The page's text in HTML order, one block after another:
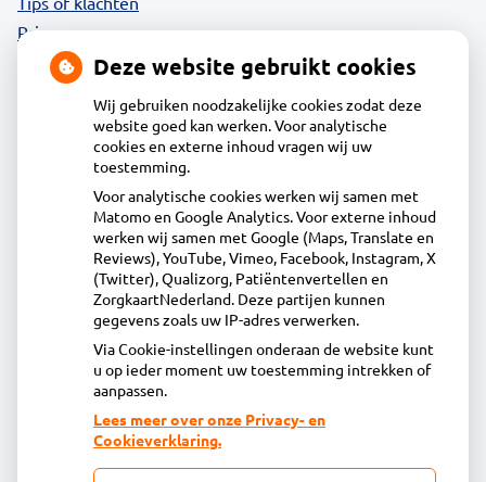
Privacy
Acdapha Apotheek Oudorp
Oudorperplein 14 1823HA Alkmaar
072-5125446
info@apotheekoudorp.nl
Inschrijven
Centrale administratie
Heeft u vragen of opmerkingen over uw
Deze website gebruikt cookies
Wij gebruiken noodzakelijke cookies zodat deze
website goed kan werken. Voor analytische
cookies en externe inhoud vragen wij uw
toestemming.
Voor analytische cookies werken wij samen met
Matomo en Google Analytics. Voor externe inhoud
werken wij samen met Google (Maps, Translate en
Reviews), YouTube, Vimeo, Facebook, Instagram, X
(Twitter), Qualizorg, Patiëntenvertellen en
ZorgkaartNederland. Deze partijen kunnen
gegevens zoals uw IP-adres verwerken.
Via Cookie-instellingen onderaan de website kunt
u op ieder moment uw toestemming intrekken of
aanpassen.
Lees meer over onze Privacy- en
Cookieverklaring.